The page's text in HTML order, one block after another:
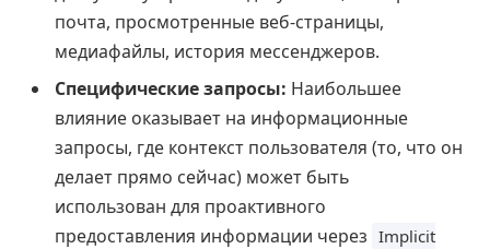
почта, просмотренные веб-страницы,
медиафайлы, история мессенджеров.
Специфические запросы: Наибольшее
влияние оказывает на информационные
запросы, где контекст пользователя (то, что он
делает прямо сейчас) может быть
использован для проактивного
предоставления информации через Implicit